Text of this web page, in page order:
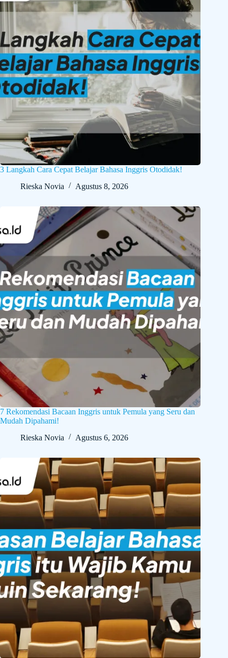
3 Langkah Cara Cepat Belajar Bahasa Inggris Otodidak!
Rieska Novia
Agustus 8, 2026
7 Rekomendasi Bacaan Inggris untuk Pemula yang Seru dan
Mudah Dipahami!
Rieska Novia
Agustus 6, 2026